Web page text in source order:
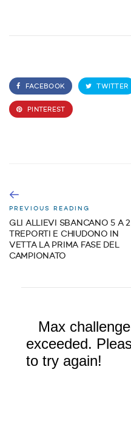
FACEBOOK TWITTER
PINTEREST
PREVIOUS READING
GLI ALLIEVI SBANCANO 5 A 2
TREPORTI E CHIUDONO IN
VETTA LA PRIMA FASE DEL
CAMPIONATO